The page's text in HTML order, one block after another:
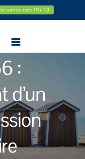
sam du mois 10h-12h
:
d’un